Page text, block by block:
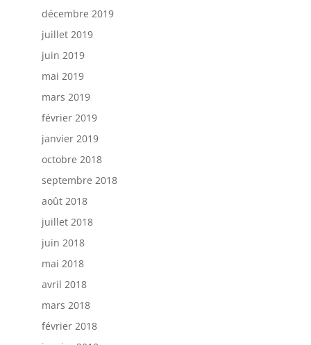
décembre 2019
juillet 2019
juin 2019
mai 2019
mars 2019
février 2019
janvier 2019
octobre 2018
septembre 2018
août 2018
juillet 2018
juin 2018
mai 2018
avril 2018
mars 2018
février 2018